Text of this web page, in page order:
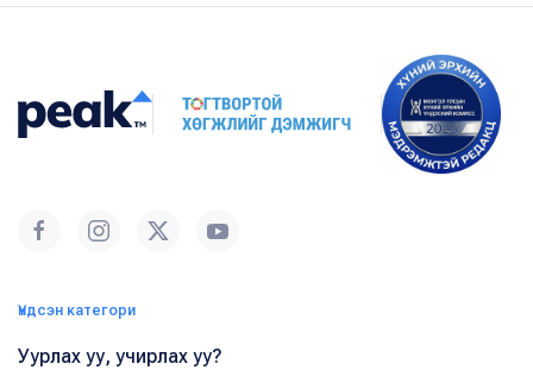
Үндсэн категори
Уурлах уу, учирлах уу?